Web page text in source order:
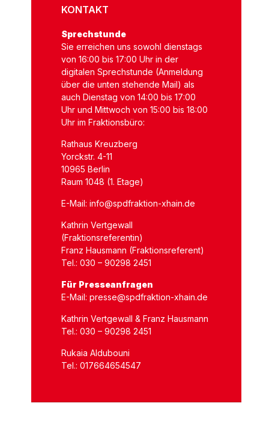
KONTAKT
Sprechstunde
Sie erreichen uns sowohl dienstags
von 16:00 bis 17:00 Uhr in der
digitalen Sprechstunde (Anmeldung
über die unten stehende Mail) als
auch Dienstag von 14:00 bis 17:00
Uhr und Mittwoch von 15:00 bis 18:00
Uhr im Fraktionsbüro:
Rathaus Kreuzberg
Yorckstr. 4-11
10965 Berlin
Raum 1048 (1. Etage)
E-Mail: info@spdfraktion-xhain.de
Kathrin Vertgewall
(Fraktionsreferentin)
Franz Hausmann (Fraktionsreferent)
Tel.: 030 – 90298 2451
Für Presseanfragen
E-Mail: presse@spdfraktion-xhain.de
Kathrin Vertgewall & Franz Hausmann
Tel.: 030 – 90298 2451
Rukaia Aldubouni
Tel.: 017664654547